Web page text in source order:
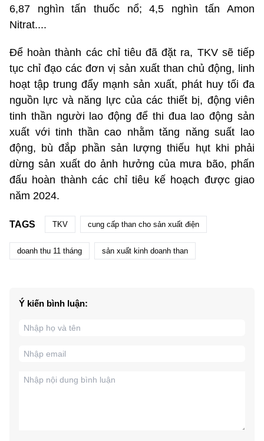
6,87 nghìn tấn thuốc nổ; 4,5 nghìn tấn Amon
Nitrat....
Để hoàn thành các chỉ tiêu đã đặt ra, TKV sẽ tiếp
tục chỉ đạo các đơn vị sản xuất than chủ động, linh
hoạt tập trung đẩy mạnh sản xuất, phát huy tối đa
nguồn lực và năng lực của các thiết bị, động viên
tinh thần người lao động để thi đua lao động sản
xuất với tinh thần cao nhằm tăng năng suất lao
động, bù đắp phần sản lượng thiếu hụt khi phải
dừng sản xuất do ảnh hưởng của mưa bão, phấn
đấu hoàn thành các chỉ tiêu kế hoạch được giao
năm 2024.
TAGS TKV cung cấp than cho sản xuất điện
doanh thu 11 tháng sản xuất kinh doanh than
Ý kiến bình luận: